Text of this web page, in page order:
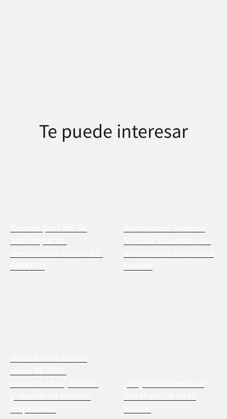
Te puede interesar